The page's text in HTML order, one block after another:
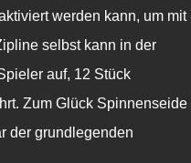
werden kann, um mit
selbst kann in der
auf, 12 Stück
Zum Glück Spinnenseide
der grundlegenden